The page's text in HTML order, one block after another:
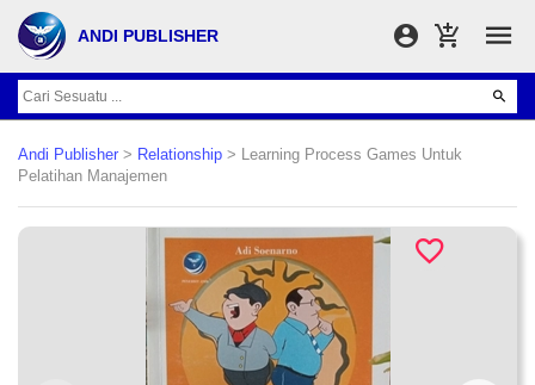
ANDI PUBLISHER
Andi Publisher > Relationship > Learning Process Games Untuk
Pelatihan Manajemen